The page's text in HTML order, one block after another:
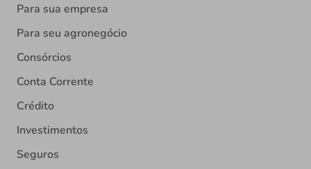
Para sua empresa
Para seu agronegócio
Consórcios
Conta Corrente
Crédito
Investimentos
Seguros